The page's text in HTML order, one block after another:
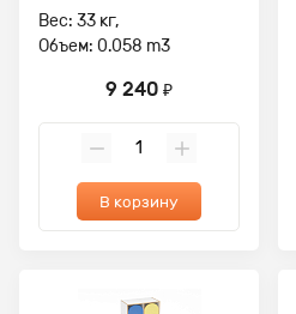
Вес: 33 кг,
Объем: 0.058 m3
9 240 ₽
В корзину